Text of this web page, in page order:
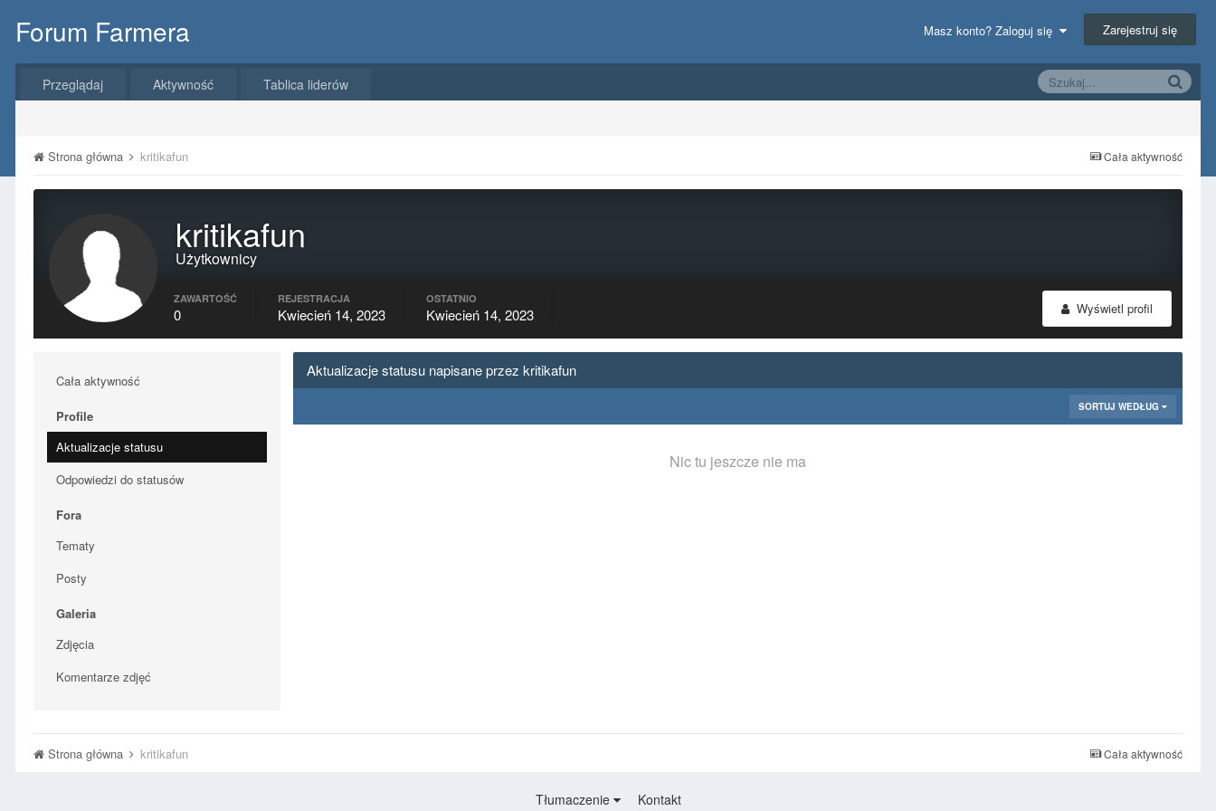
Forum Farmera Masz konto? Zaloguj się Zarejestruj się
Przeglądaj Aktywność Tablica liderów
Cała aktywność
Strona główna kritikafun
kritikafun
Użytkownicy
Wyświetl profil
ZAWARTOŚĆ
0
REJESTRACJA
Kwiecień 14, 2023
OSTATNIO
Kwiecień 14, 2023
Cała aktywność
Profile
Aktualizacje statusu
Odpowiedzi do statusów
Fora
Tematy
Posty
Galeria
Zdjęcia
Komentarze zdjęć
Aktualizacje statusu napisane przez kritikafun
SORTUJ WEDŁUG
Nic tu jeszcze nie ma
Cała aktywność
Strona główna kritikafun
Tłumaczenie Kontakt